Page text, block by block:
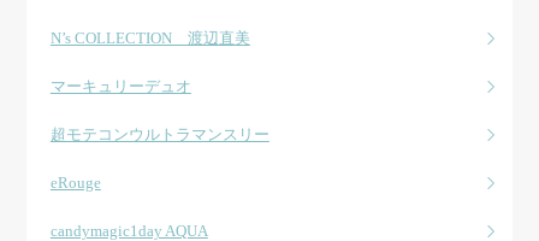
N’s COLLECTION 渡辺直美
マーキュリーデュオ
超モテコンウルトラマンスリー
eRouge
candymagic1day AQUA